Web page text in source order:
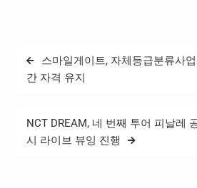
터를 대표해 사업 위탁수행
기관인 한국지역아동센터연
단 김진국 이사장은 “취약계
글
탐
스마일게이트, 자체등급분류사
간 자격 유지
NCT DREAM, 네 번째 투어 피날레
시 라이브 뷰잉 진행